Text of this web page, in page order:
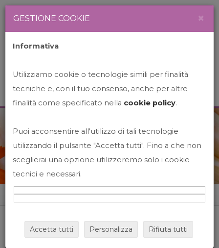
News&Events
Home News&events
GESTIONE COOKIE ×
Informativa
Utilizziamo cookie o tecnologie simili per finalità
tecniche e, con il tuo consenso, anche per altre
finalità come specificato nella cookie policy.
Puoi acconsentire all'utilizzo di tali tecnologie
utilizzando il pulsante "Accetta tutti". Fino a che non
sceglierai una opzione utilizzeremo solo i cookie
tecnici e necessari.
Accetta tutti Personalizza Rifiuta tutti